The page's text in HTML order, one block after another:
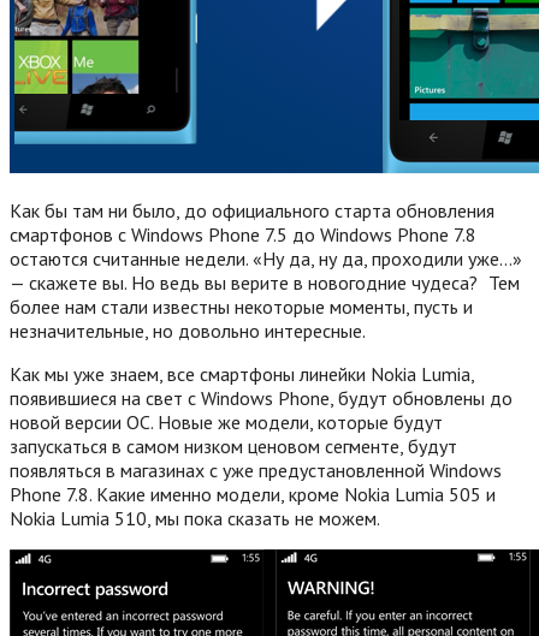
Как бы там ни было, до официального старта обновления
смартфонов с Windows Phone 7.5 до Windows Phone 7.8
остаются считанные недели. «Ну да, ну да, проходили уже…»
— скажете вы. Но ведь вы верите в новогодние чудеса? Тем
более нам стали известны некоторые моменты, пусть и
незначительные, но довольно интересные.
Как мы уже знаем, все смартфоны линейки Nokia Lumia,
появившиеся на свет с Windows Phone, будут обновлены до
новой версии ОС. Новые же модели, которые будут
запускаться в самом низком ценовом сегменте, будут
появляться в магазинах с уже предустановленной Windows
Phone 7.8. Какие именно модели, кроме Nokia Lumia 505 и
Nokia Lumia 510, мы пока сказать не можем.